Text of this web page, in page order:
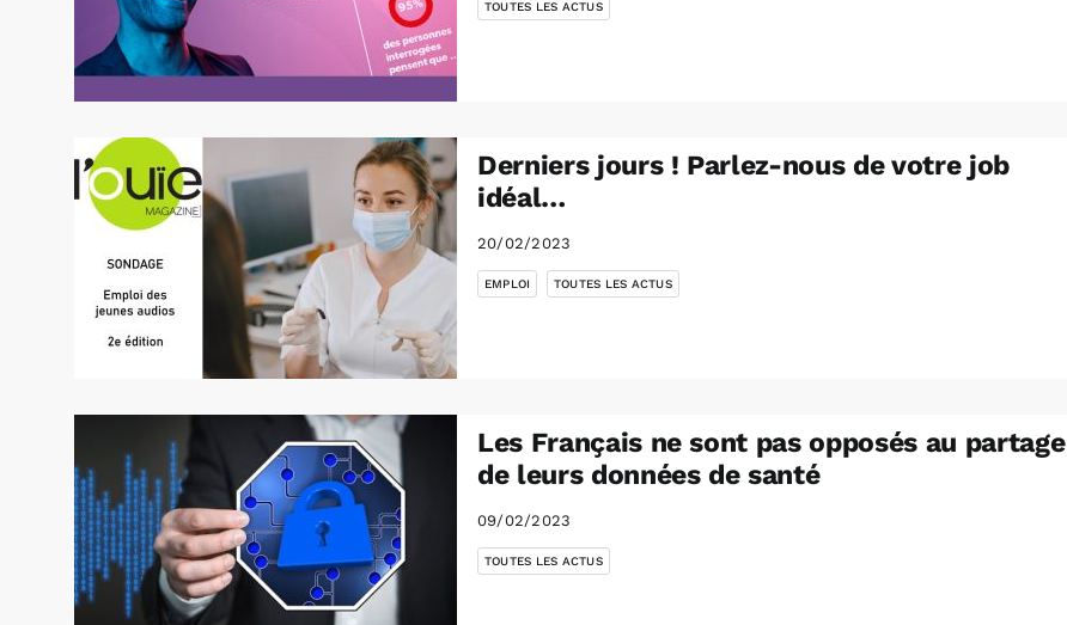
TOUTES LES ACTUS
Derniers jours ! Parlez-nous de votre job
idéal…
20/02/2023
EMPLOI
,
TOUTES LES ACTUS
Les Français ne sont pas opposés au partage
de leurs données de santé
09/02/2023
TOUTES LES ACTUS